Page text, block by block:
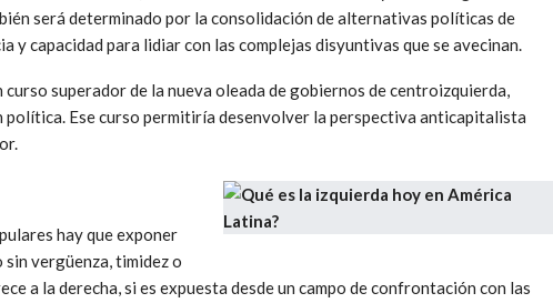
será determinado por la consolidación de alternativas políticas de
y capacidad para lidiar con las complejas disyuntivas que se avecinan.
superador de la nueva oleada de gobiernos de centroizquierda,
política. Ese curso permitiría desenvolver la perspectiva anticapitalista
hay que exponer
vergüenza, timidez o
a la derecha, si es expuesta desde un campo de confrontación con las